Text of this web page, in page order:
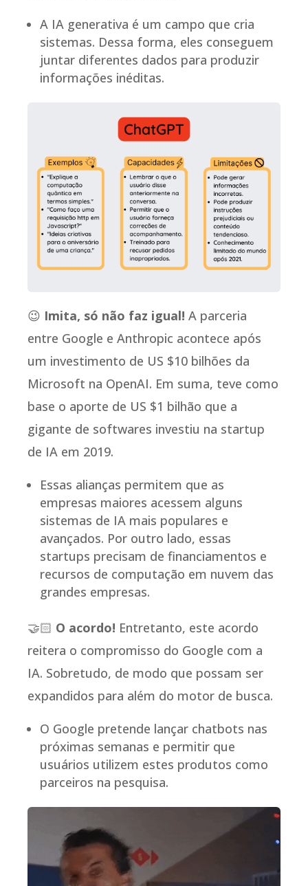
A IA generativa é um campo que cria
sistemas. Dessa forma, eles conseguem
juntar diferentes dados para produzir
informações inéditas.
😉 Imita, só não faz igual! A parceria
entre Google e Anthropic acontece após
um investimento de US $10 bilhões da
Microsoft na OpenAI. Em suma, teve como
base o aporte de US $1 bilhão que a
gigante de softwares investiu na startup
de IA em 2019.
Essas alianças permitem que as
empresas maiores acessem alguns
sistemas de IA mais populares e
avançados. Por outro lado, essas
startups precisam de financiamentos e
recursos de computação em nuvem das
grandes empresas.
🤝🏻 O acordo! Entretanto, este acordo
reitera o compromisso do Google com a
IA. Sobretudo, de modo que possam ser
expandidos para além do motor de busca.
O Google pretende lançar chatbots nas
próximas semanas e permitir que
usuários utilizem estes produtos como
parceiros na pesquisa.